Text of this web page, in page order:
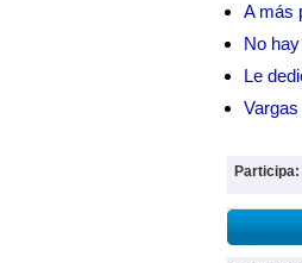
A más
No
Le
Participa: